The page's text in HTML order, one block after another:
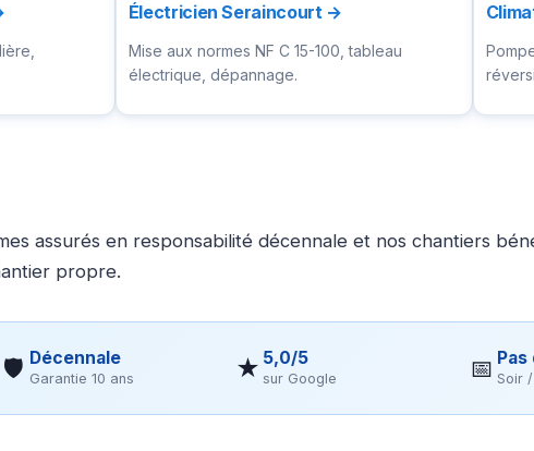
Électricien Seraincourt →
Mise aux normes NF C 15-100, tableau
électrique, dépannage.
assurés en responsabilité décennale et nos chantiers
propre.
🛡 Décennale
Garantie 10 ans ★ 5,0/5
sur Google 📅 Soir